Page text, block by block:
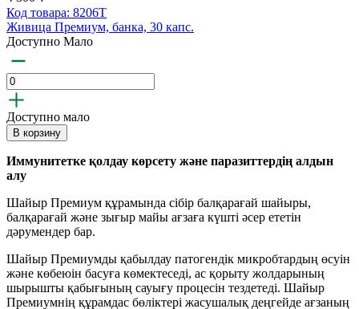
Код товара: 8206T
Живица Премиум, банка, 30 капс.
Доступно Мало
Доступно мало
В корзину
Иммунитетке қолдау көрсету және паразиттердің алдын
алу
Шайыр Премиум құрамында сібір балқарағай шайыры,
балқарағай және зығыр майы ағзаға күшті әсер ететін
дәрумендер бар.
Шайыр Премиумды қабылдау патогендік микробтардың өсуін
және көбеюін басуға көмектеседі, ас қорыту жолдарының
шырышты қабығының сауығу процесін тездетеді. Шайыр
Премиумнің құрамдас бөліктері жасушалық деңгейде ағзаның